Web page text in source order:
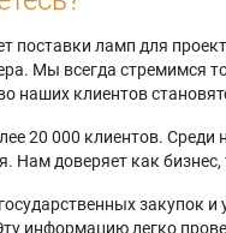
поставки ламп для
Мы всегда стремимся
наших клиентов
20 000 клиентов. Среди
Нам доверяет как
закупок
информацию легко